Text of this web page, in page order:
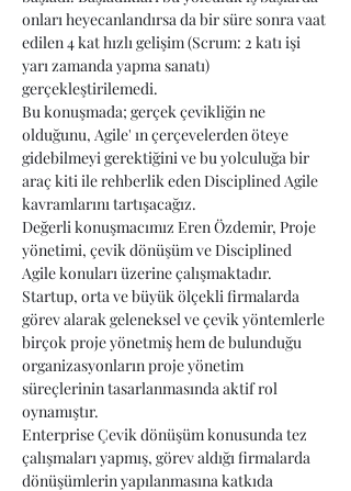
onları heyecanlandırsa da bir süre sonra vaat
edilen 4 kat hızlı gelişim (Scrum: 2 katı işi
yarı zamanda yapma sanatı)
gerçekleştirilemedi.
Bu konuşmada; gerçek çevikliğin ne
olduğunu, Agile' ın çerçevelerden öteye
gidebilmeyi gerektiğini ve bu yolculuğa bir
araç kiti ile rehberlik eden Disciplined Agile
kavramlarını tartışacağız.
Değerli konuşmacımız Eren Özdemir, Proje
yönetimi, çevik dönüşüm ve Disciplined
Agile konuları üzerine çalışmaktadır.
Startup, orta ve büyük ölçekli firmalarda
görev alarak geleneksel ve çevik yöntemlerle
birçok proje yönetmiş hem de bulunduğu
organizasyonların proje yönetim
süreçlerinin tasarlanmasında aktif rol
oynamıştır.
Enterprise Çevik dönüşüm konusunda tez
çalışmaları yapmış, görev aldığı firmalarda
dönüşümlerin yapılanmasına katkıda